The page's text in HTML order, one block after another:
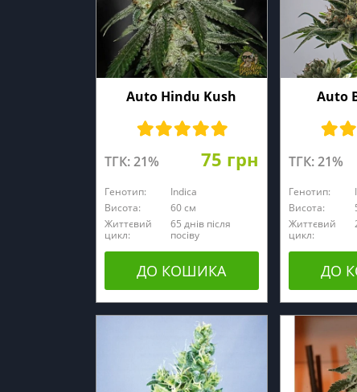
Auto Hindu Kush
ТГК: 21% 75 грн
Генотип:
Indica
Висота:
60 см
Життєвий
цикл:
65 днів після
посіву
ДО КОШИКА
Auto
ТГК: 21%
Генотип:
Висота:
Життєвий
цикл:
ДО